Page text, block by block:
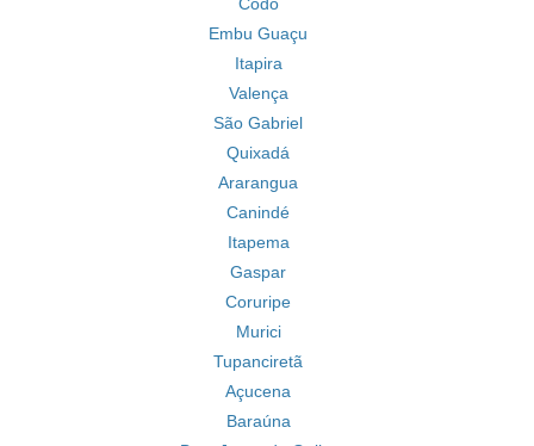
Embu Guaçu
Itapira
Valença
São Gabriel
Quixadá
Ararangua
Canindé
Itapema
Gaspar
Coruripe
Murici
Tupanciretã
Açucena
Baraúna